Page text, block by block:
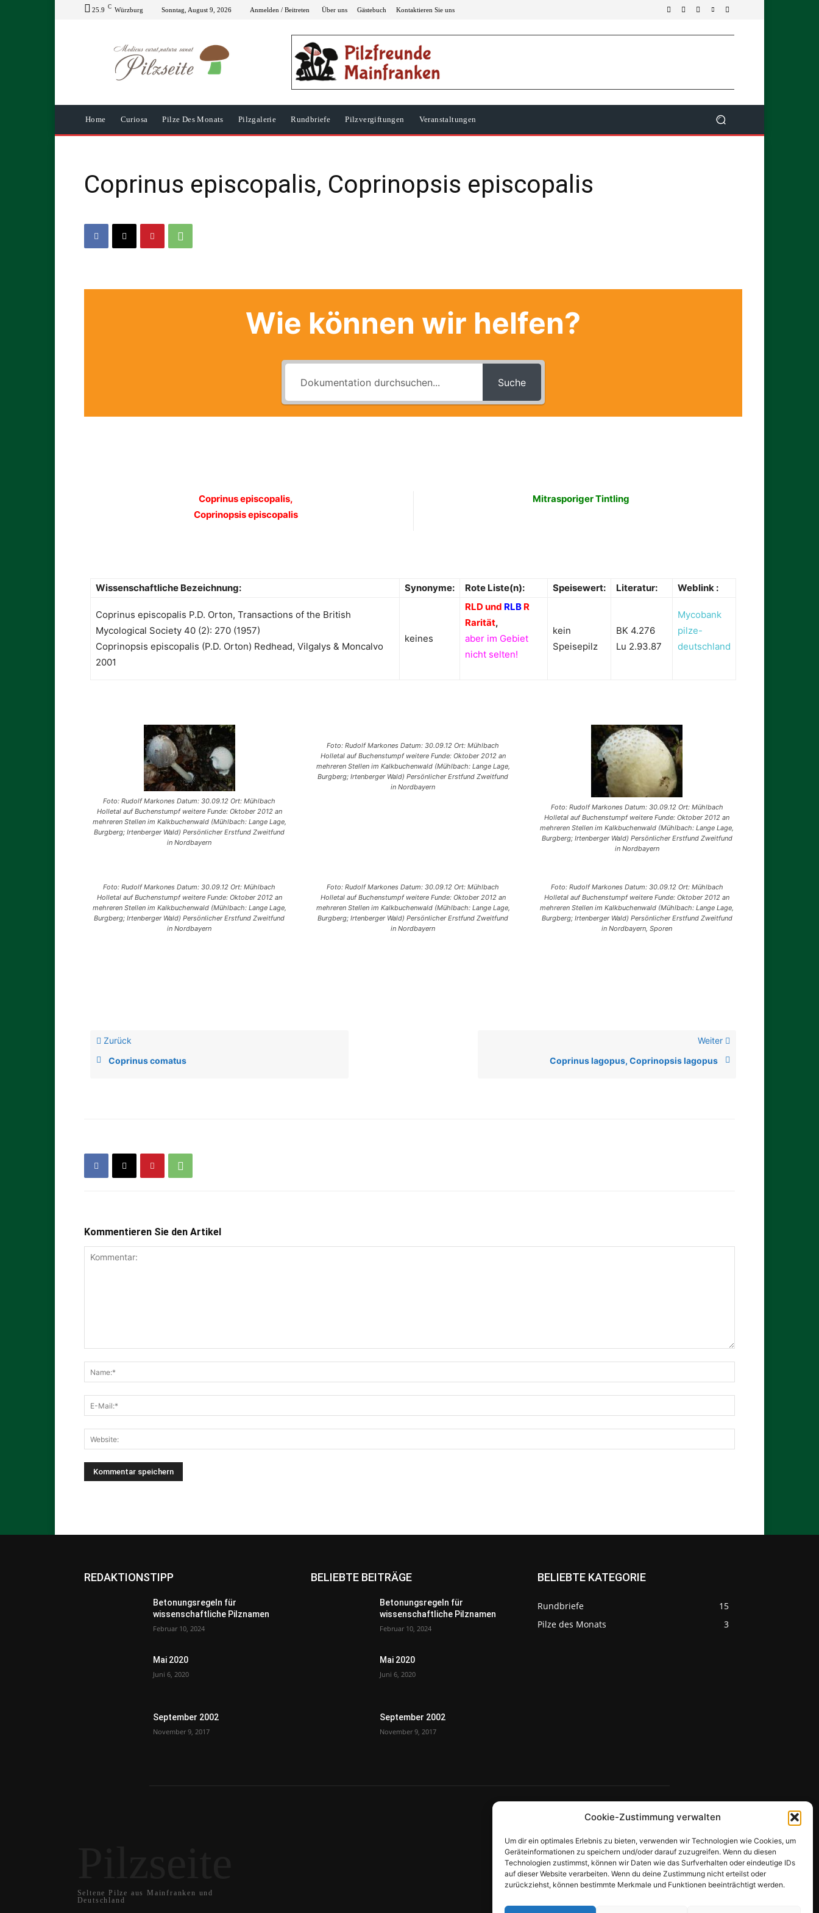
Cookie-Zustimmung verwalten
Um dir ein optimales Erlebnis zu bieten, verwenden wir Technologien wie Cookies, um
Geräteinformationen zu speichern und/oder darauf zuzugreifen. Wenn du diesen
Technologien zustimmst, können wir Daten wie das Surfverhalten oder eindeutige IDs
auf dieser Website verarbeiten. Wenn du deine Zustimmung nicht erteilst oder
zurückziehst, können bestimmte Merkmale und Funktionen beeinträchtigt werden.
25.9 C Würzburg Sonntag, August 9, 2026 Anmelden / Beitreten Über uns Gästebuch Kontaktieren Sie uns
Home Curiosa Pilze Des Monats Pilzgalerie Rundbriefe Pilzvergiftungen Veranstaltungen
Coprinus episcopalis, Coprinopsis episcopalis
Wie können wir helfen?
Suche
Coprinus episcopalis,
Coprinopsis episcopalis
Mitrasporiger Tintling
Wissenschaftliche Bezeichnung: Synonyme: Rote Liste(n): Speisewert: Literatur: Weblink :
Coprinus episcopalis P.D. Orton, Transactions of the British
Mycological Society 40 (2): 270 (1957)
Coprinopsis episcopalis (P.D. Orton) Redhead, Vilgalys & Moncalvo
2001
keines
RLD und RLB R
Rarität,
aber im Gebiet
nicht selten!
kein
Speisepilz
BK 4.276
Lu 2.93.87
Mycobank
pilze-
deutschland
Foto: Rudolf Markones Datum: 30.09.12 Ort: Mühlbach
Holletal auf Buchenstumpf weitere Funde: Oktober 2012 an
mehreren Stellen im Kalkbuchenwald (Mühlbach: Lange Lage,
Burgberg; Irtenberger Wald) Persönlicher Erstfund Zweitfund
in Nordbayern
Foto: Rudolf Markones Datum: 30.09.12 Ort: Mühlbach
Holletal auf Buchenstumpf weitere Funde: Oktober 2012 an
mehreren Stellen im Kalkbuchenwald (Mühlbach: Lange Lage,
Burgberg; Irtenberger Wald) Persönlicher Erstfund Zweitfund
in Nordbayern
Foto: Rudolf Markones Datum: 30.09.12 Ort: Mühlbach
Holletal auf Buchenstumpf weitere Funde: Oktober 2012 an
mehreren Stellen im Kalkbuchenwald (Mühlbach: Lange Lage,
Burgberg; Irtenberger Wald) Persönlicher Erstfund Zweitfund
in Nordbayern
Foto: Rudolf Markones Datum: 30.09.12 Ort: Mühlbach
Holletal auf Buchenstumpf weitere Funde: Oktober 2012 an
mehreren Stellen im Kalkbuchenwald (Mühlbach: Lange Lage,
Burgberg; Irtenberger Wald) Persönlicher Erstfund Zweitfund
in Nordbayern
Foto: Rudolf Markones Datum: 30.09.12 Ort: Mühlbach
Holletal auf Buchenstumpf weitere Funde: Oktober 2012 an
mehreren Stellen im Kalkbuchenwald (Mühlbach: Lange Lage,
Burgberg; Irtenberger Wald) Persönlicher Erstfund Zweitfund
in Nordbayern
Foto: Rudolf Markones Datum: 30.09.12 Ort: Mühlbach
Holletal auf Buchenstumpf weitere Funde: Oktober 2012 an
mehreren Stellen im Kalkbuchenwald (Mühlbach: Lange Lage,
Burgberg; Irtenberger Wald) Persönlicher Erstfund Zweitfund
in Nordbayern, Sporen
Zurück
Coprinus comatus
Weiter
Coprinus lagopus, Coprinopsis lagopus
Kommentieren Sie den Artikel
REDAKTIONSTIPP
Betonungsregeln für
wissenschaftliche Pilznamen
Februar 10, 2024
Mai 2020
Juni 6, 2020
September 2002
November 9, 2017
BELIEBTE BEITRÄGE
Betonungsregeln für
wissenschaftliche Pilznamen
Februar 10, 2024
Mai 2020
Juni 6, 2020
September 2002
November 9, 2017
BELIEBTE KATEGORIE
Rundbriefe
15
Pilze des Monats
3
Seltene Pilze aus Mainfranken und
Deutschland